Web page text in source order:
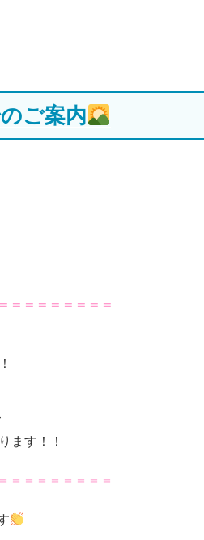
ご案内
＝＝＝＝＝＝＝＝
ます！！
＝＝＝＝＝＝＝＝